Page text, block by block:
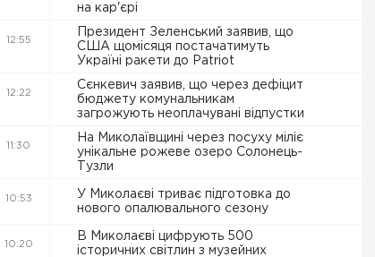
на кар'єрі
12:55
Президент Зеленський заявив, що
США щомісяця постачатимуть
Україні ракети до Patriot
12:22
Сєнкевич заявив, що через дефіцит
бюджету комунальникам
загрожують неоплачувані відпустки
11:30
На Миколаївщині через посуху міліє
унікальне рожеве озеро Солонець-
Тузли
10:53
У Миколаєві триває підготовка до
нового опалювального сезону
10:20
В Миколаєві цифрують 500
історичних світлин з музейних